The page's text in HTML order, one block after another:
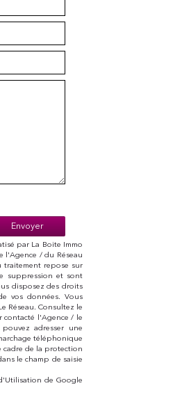
Envoyer
par La Boite Immo
l'Agence / du Réseau
traitement repose sur
suppression et sont
disposez des droits
vos données. Vous
Réseau. Consultez le
contacté l'Agence / le
adresser une
téléphonique
cadre de la protection
le champ de saisie
de Google